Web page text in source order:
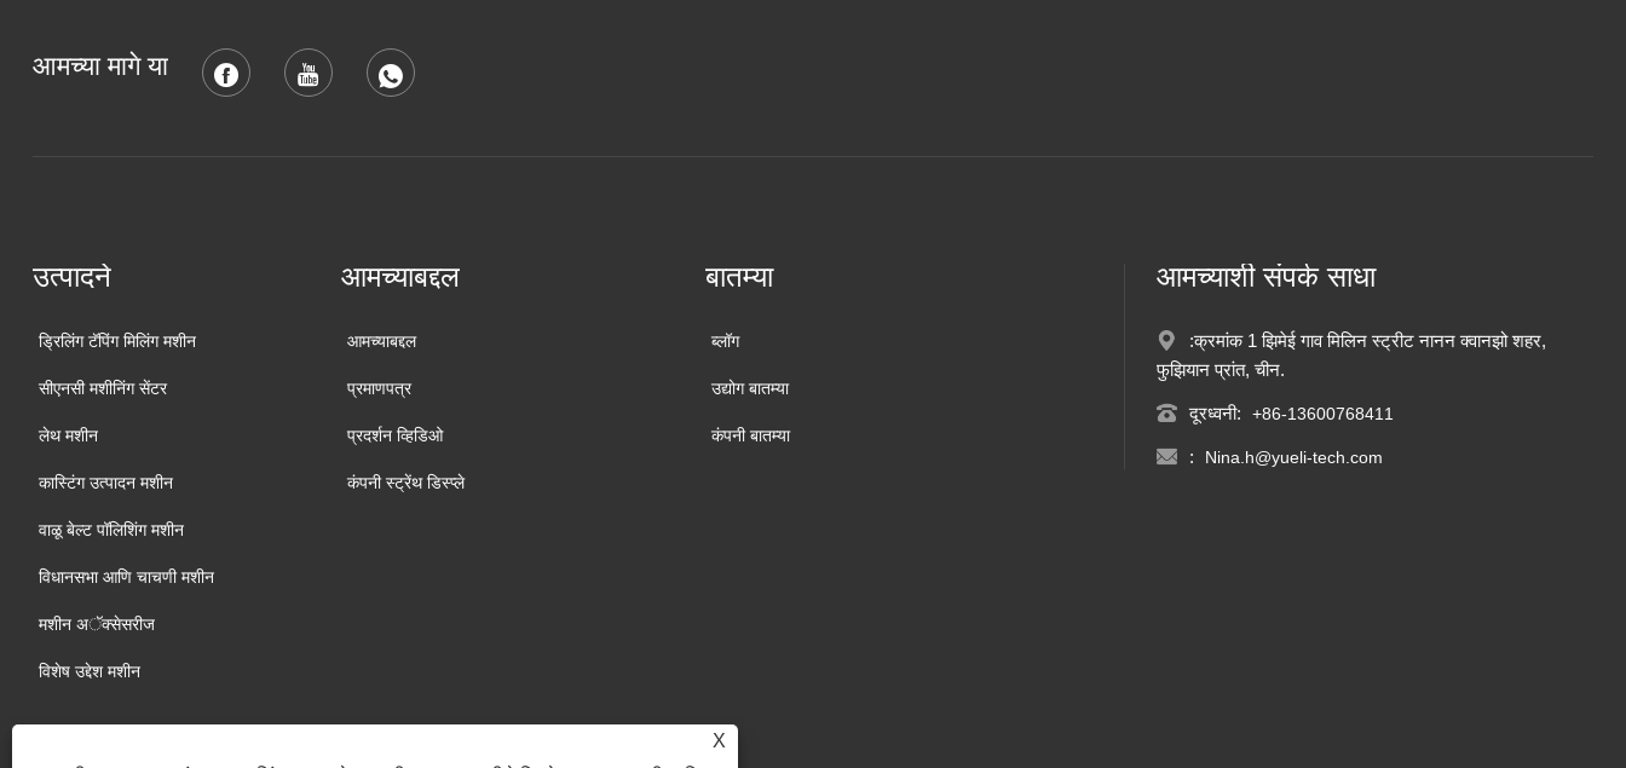
आमच्या मागे या
उत्पादने
ड्रिलिंग टॅपिंग मिलिंग मशीन
सीएनसी मशीनिंग सेंटर
लेथ मशीन
कास्टिंग उत्पादन मशीन
वाळू बेल्ट पॉलिशिंग मशीन
विधानसभा आणि चाचणी मशीन
मशीन अॅक्सेसरीज
विशेष उद्देश मशीन
आमच्याबद्दल
आमच्याबद्दल
प्रमाणपत्र
प्रदर्शन व्हिडिओ
कंपनी स्ट्रेंथ डिस्प्ले
बातम्या
ब्लॉग
उद्योग बातम्या
कंपनी बातम्या
आमच्याशी संपर्क साधा
:क्रमांक 1 झिमेई गाव मिलिन स्ट्रीट नानन क्वानझो शहर,
फुझियान प्रांत, चीन.
दूरध्वनी: +86-13600768411
: Nina.h@yueli-tech.com
X